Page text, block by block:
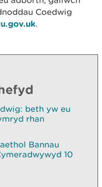
Coedwig
.
beth yw eu
rhan
Bannau
10